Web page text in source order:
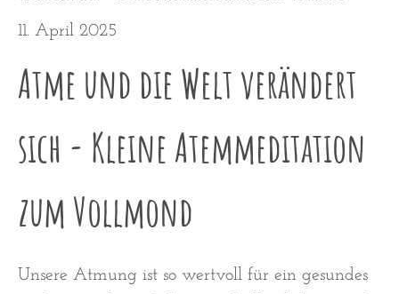
11. April 2025
Atme und die Welt verändert
sich - Kleine Atemmeditation
zum Vollmond
Unsere Atmung ist so wertvoll für ein gesundes